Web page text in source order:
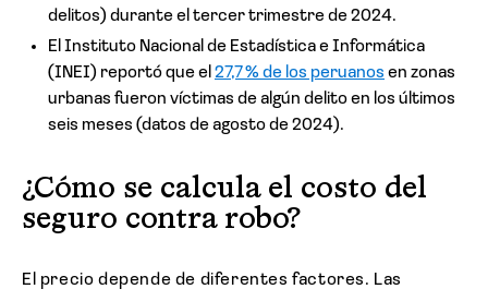
delitos) durante el tercer trimestre de 2024.
El Instituto Nacional de Estadística e Informática
(INEI) reportó que el 27,7 % de los peruanos en zonas
urbanas fueron víctimas de algún delito en los últimos
seis meses (datos de agosto de 2024).
¿Cómo se calcula el costo del
seguro contra robo?
El precio depende de diferentes factores. Las